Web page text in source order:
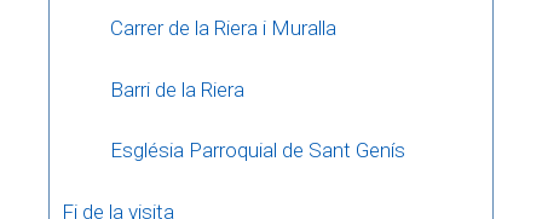
Carrer de la Riera i Muralla
Barri de la Riera
Església Parroquial de Sant Genís
Fi de la visita